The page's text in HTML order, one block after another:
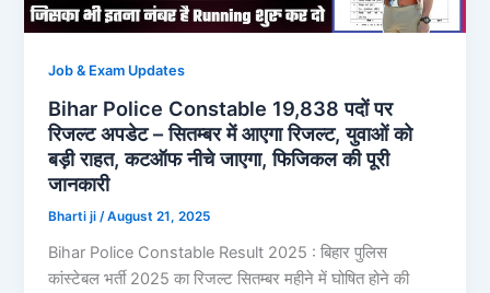
Job & Exam Updates
Bihar Police Constable 19,838 पदों पर
रिजल्ट अपडेट – सितम्बर में आएगा रिजल्ट, युवाओं को
बड़ी राहत, कटऑफ नीचे जाएगा, फिजिकल की पूरी
जानकारी
Bharti ji/August 21, 2025
Bihar Police Constable Result 2025 : बिहार पुलिस
कांस्टेबल भर्ती 2025 का रिजल्ट सितम्बर महीने में घोषित होने की